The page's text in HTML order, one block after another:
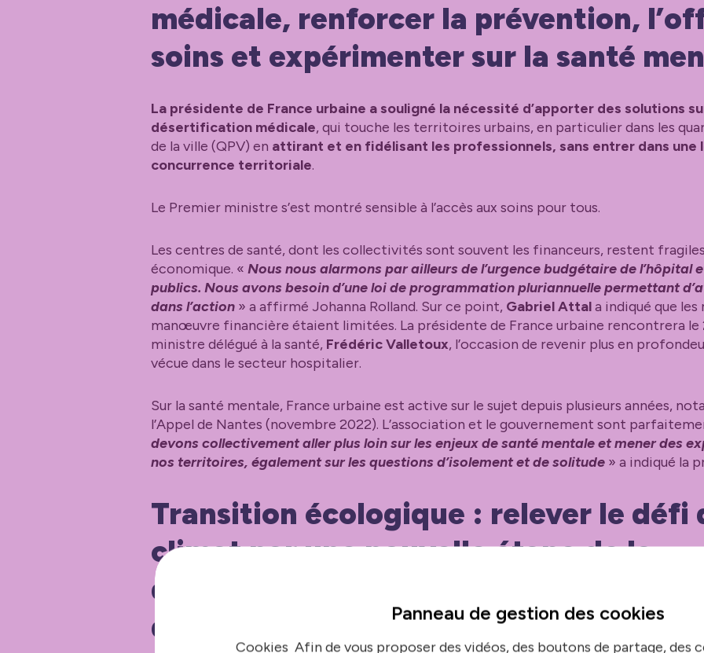
médicale, renforcer la prévention,
soins et expérimenter sur la santé
La présidente de France urbaine a souligné la nécessité d’apporter des solutions
désertification médicale, qui touche les territoires urbains, en particulier dans les
de la ville (QPV) en attirant et en fidélisant les professionnels, sans entrer dans une
concurrence territoriale.
Le Premier ministre s’est montré sensible à l’accès aux soins pour tous.
Les centres de santé, dont les collectivités sont souvent les financeurs, restent
économique. « Nous nous alarmons par ailleurs de l’urgence budgétaire de l’hôpital
publics. Nous avons besoin d’une loi de programmation pluriannuelle permettant
dans l’action » a affirmé Johanna Rolland. Sur ce point, Gabriel Attala indiqué que les
manœuvre financière étaient limitées. La présidente de France urbaine rencontrera le
ministre délégué à la santé, Frédéric Valletoux, l’occasion de revenir plus en
vécue dans le secteur hospitalier.
Sur la santé mentale, France urbaine est active sur le sujet depuis plusieurs années,
l’Appel de Nantes (novembre 2022). L’association et le gouvernement sont
devons collectivement aller plus loin sur les enjeux de santé mentale et mener des
nos territoires, également sur les questions d’isolement et de solitude » a indiqué la
Transition écologique : relever le défi
climat par une nouvelle étape de la
décentralisation et sans diminuer les
du Fonds vert
Panneau de gestion des cookies
Cookies Afin de vous proposer des vidéos, des boutons de partage, des